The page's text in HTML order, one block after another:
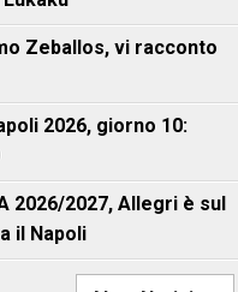
Zeballos, vi racconto
2026, giorno 10:
2026/2027, Allegri è sul
il Napoli